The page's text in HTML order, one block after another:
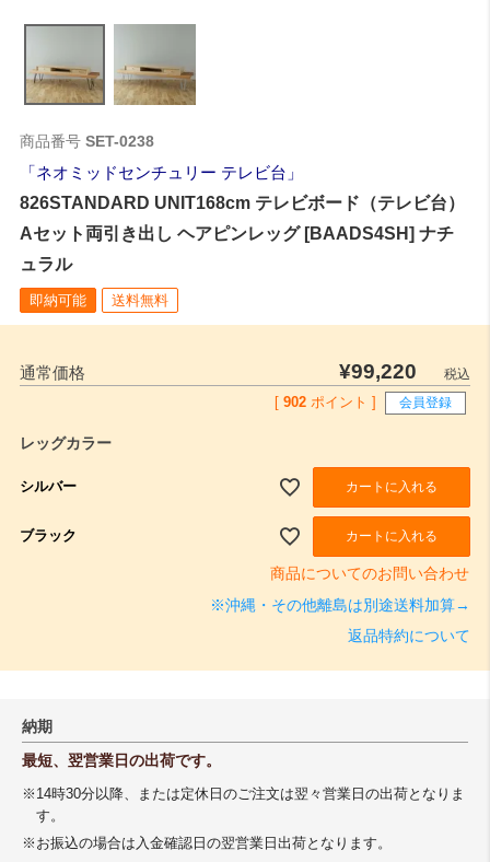
商品番号 SET-0238
ネオミッドセンチュリー テレビ台
826STANDARD UNIT168cm テレビボード（テレビ台）
Aセット両引き出し ヘアピンレッグ [BAADS4SH] ナチ
ュラル
即納可能 送料無料
通常価格 ¥99,220
税込
902 ポイント ] 会員登録
レッグカラー
シルバー カートに入れる
ブラック カートに入れる
商品についてのお問い合わせ
※沖縄・その他離島は別途送料加算→
返品特約について
納期
最短、翌営業日の出荷です。
※14時30分以降、または定休日のご注文は翌々営業日の出荷となりま
す。
※お振込の場合は入金確認日の翌営業日出荷となります。